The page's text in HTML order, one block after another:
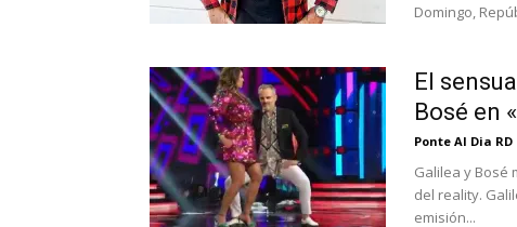
Domingo,
El
Bosé en
Ponte Al Dia RD
Galilea y Bosé
del reality.
emisión...